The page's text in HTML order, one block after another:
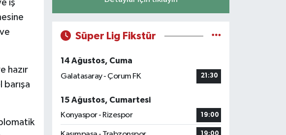
iş
hazır
barışa
Süper Lig Fikstür
14 Ağustos, Cuma
Galatasaray - Çorum FK
21:30
15 Ağustos, Cumartesi
Konyaspor - Rizespor
19:00